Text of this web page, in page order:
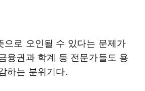
으로 오인될 수 있다는 문제가
융권과 학계 등 전문가들도 용
하는 분위기다.